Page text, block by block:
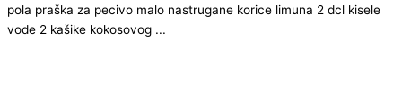
pola praška za pecivo malo nastrugane korice limuna 2 dcl kisele
vode 2 kašike kokosovog ...